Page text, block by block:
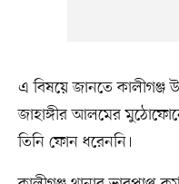
এ বিষয়ে জানতে
জাহাঙ্গীর আলমের
তিনি ফোন ধরেননি।